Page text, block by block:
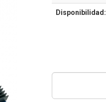
Disponibilidad: